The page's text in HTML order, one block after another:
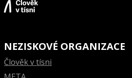
NEZISKOVÉ ORGANIZACE
Člověk v tísni